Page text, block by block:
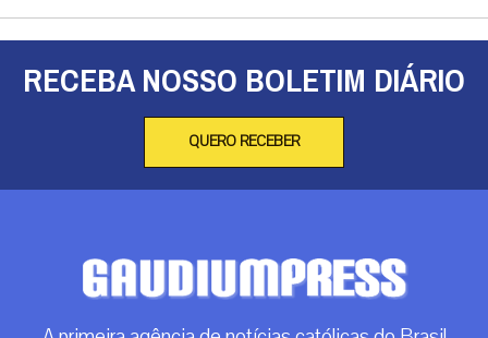
A primeira agência de notícias católicas do Brasil
Categorias
Análise
Brasil
Doação
Mundo
Não categorizado
Roma